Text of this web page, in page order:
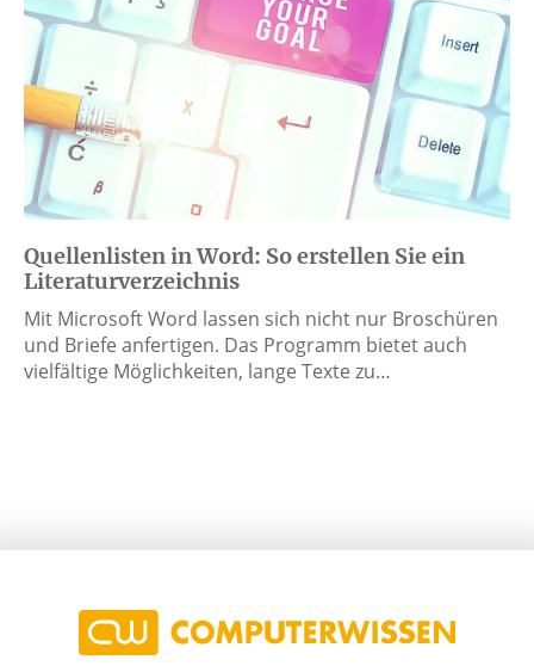
Quellenlisten in Word: So erstellen Sie ein
Literaturverzeichnis
Mit Microsoft Word lassen sich nicht nur Broschüren
und Briefe anfertigen. Das Programm bietet auch
vielfältige Möglichkeiten, lange Texte zu…